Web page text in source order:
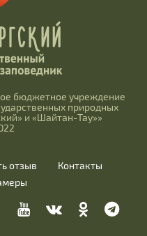
бюджетное учреждение
природных
и «Шайтан-Тау»»
отзыв
Контакты